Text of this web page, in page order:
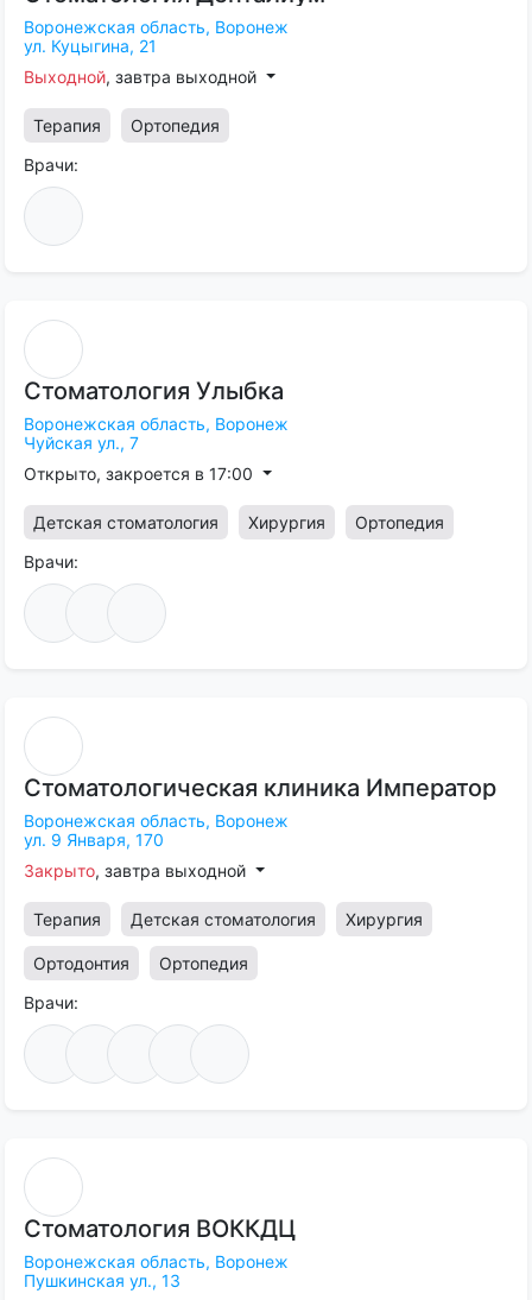
Воронежская область, Воронеж
ул. Куцыгина, 21
Выходной, завтра выходной
Терапия
Ортопедия
Врачи:
Стоматология Улыбка
Воронежская область, Воронеж
Чуйская ул., 7
Открыто, закроется в 17:00
Детская стоматология Хирургия
Ортопедия
Врачи:
Стоматологическая клиника Император
Воронежская область, Воронеж
ул. 9 Января, 170
Закрыто, завтра выходной
Терапия Детская стоматология Хирургия
Ортодонтия
Ортопедия
Врачи:
Стоматология ВОККДЦ
Воронежская область, Воронеж
Пушкинская ул., 13